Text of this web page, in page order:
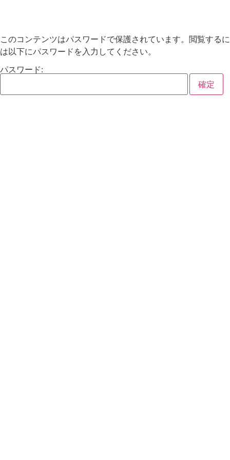
このコンテンツはパスワードで保護されています。閲覧するに
は以下にパスワードを入力してください。
パスワード: